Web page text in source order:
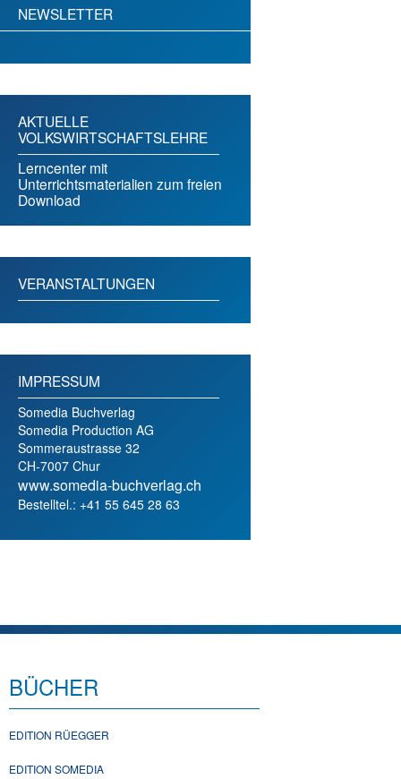
NEWSLETTER
AKTUELLE
VOLKSWIRTSCHAFTSLEHRE
Lerncenter mit
Unterrichtsmaterialien zum freien
Download
VERANSTALTUNGEN
IMPRESSUM
Somedia Buchverlag
Somedia Production AG
Sommeraustrasse 32
CH-7007 Chur
www.somedia-buchverlag.ch
Bestelltel.: +41 55 645 28 63
BÜCHER
EDITION RÜEGGER
EDITION SOMEDIA